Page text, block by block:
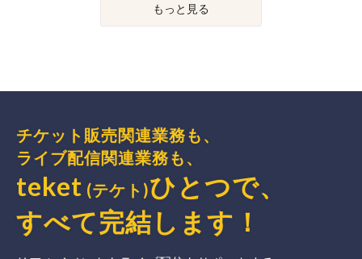
もっと見る
チケット販売関連業務も、
ライブ配信関連業務も、
teket (テケト)ひとつで、
すべて完結 します ！